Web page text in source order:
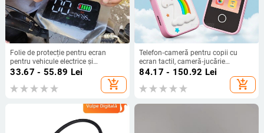
Folie de protecție pentru ecran
pentru vehicule electrice și
motociclete – consola centrală, film
HD TPH, potrivire universală,
modelul 1004530819
33.67 - 55.89 Lei
add_shopping_cart
Telefon‑cameră pentru copii cu
ecran tactil, cameră‑jucărie
multifuncțională, 1–5 MP, stocare
TF, corp ABS, autonomie baterie 1–
3 ore
84.17 - 150.92 Lei
add_shopping_cart